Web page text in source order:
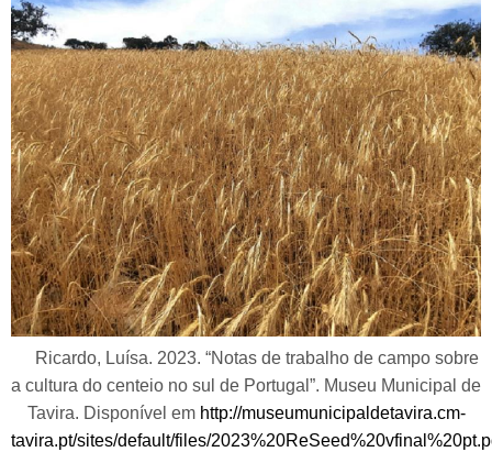
Ricardo, Luísa. 2023. “Notas de trabalho de campo sobre
a cultura do centeio no sul de Portugal”. Museu Municipal de
Tavira. Disponível em http://museumunicipaldetavira.cm-
tavira.pt/sites/default/files/